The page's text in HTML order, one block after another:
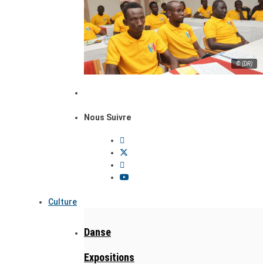
© (DR)
Nous Suivre
Culture
Danse
Expositions